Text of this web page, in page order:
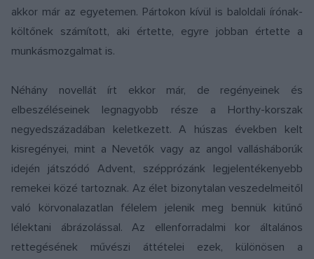
akkor már az egyetemen. Pártokon kívül is baloldali írónak-
költőnek számított, aki értette, egyre jobban értette a
munkásmozgalmat is.
Néhány novellát írt ekkor már, de regényeinek és
elbeszéléseinek legnagyobb része a Horthy-korszak
negyedszázadában keletkezett. A húszas években kelt
kisregényei, mint a Nevetők vagy az angol vallásháborúk
idején játszódó Advent, szépprózánk legjelentékenyebb
remekei közé tartoznak. Az élet bizonytalan veszedelmeitől
való körvonalazatlan félelem jelenik meg bennük kitűnő
lélektani ábrázolással. Az ellenforradalmi kor általános
rettegésének művészi áttételei ezek, különösen a